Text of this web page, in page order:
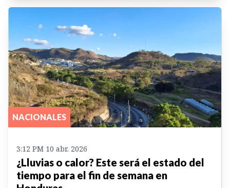
NACIONALES
3:12 PM 10 abr. 2026
¿Lluvias o calor? Este será el estado del
tiempo para el fin de semana en